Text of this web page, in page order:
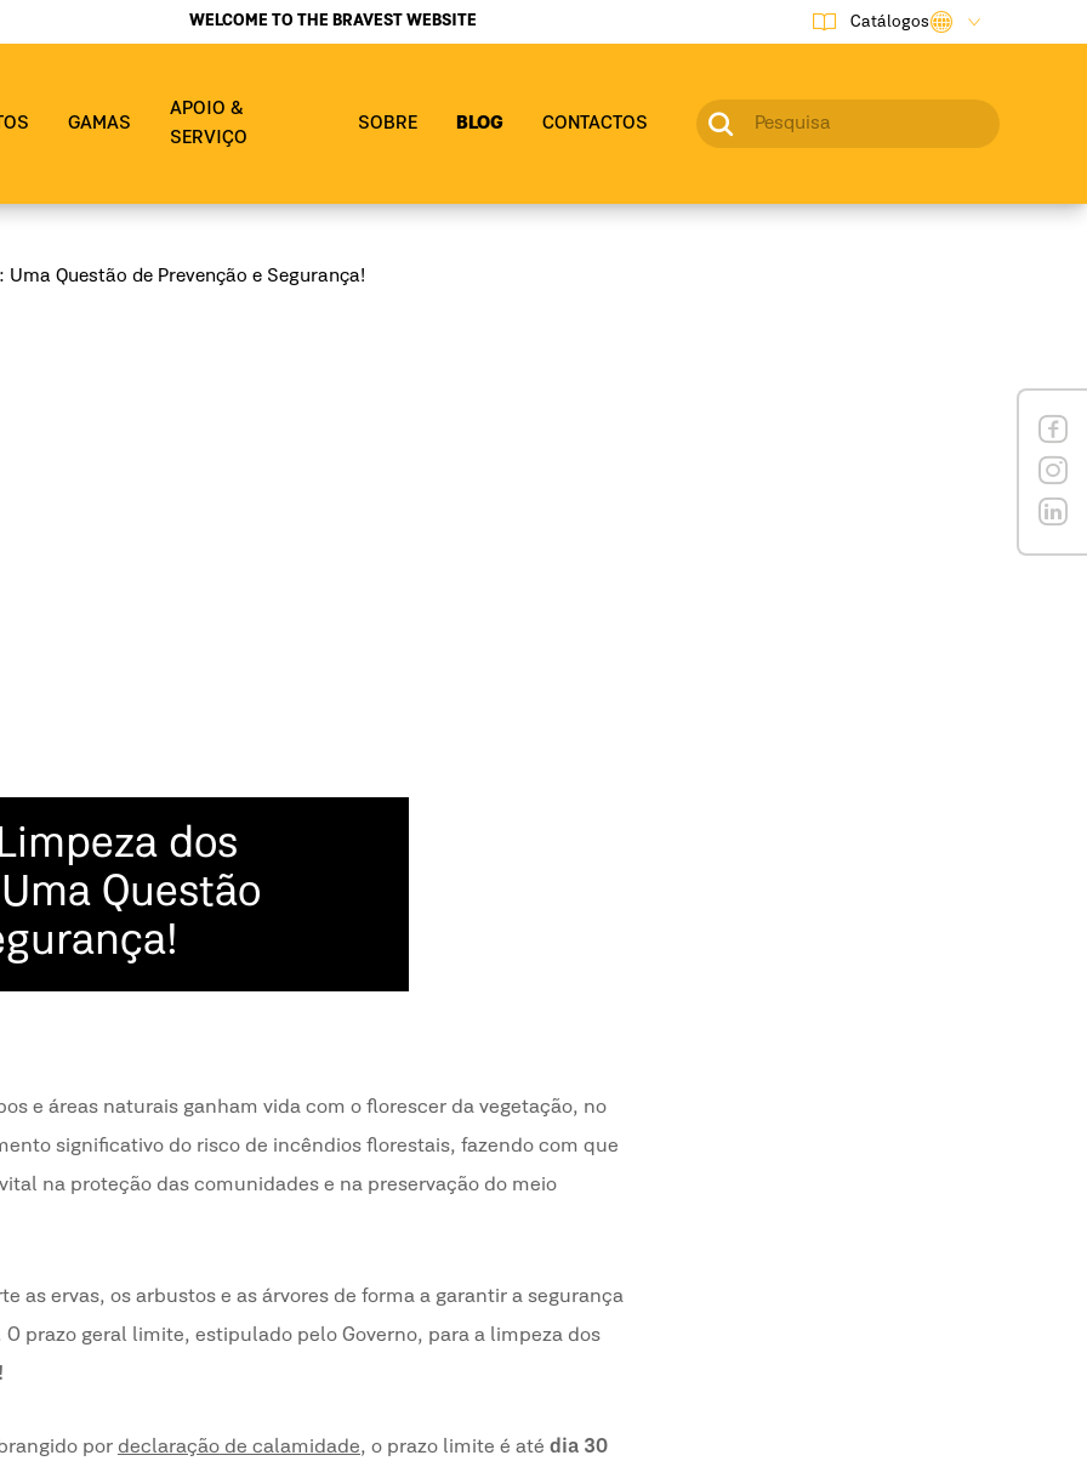
WELCOME TO THE BRAVEST WEBSITE Catálogos
GAMAS
APOIO &
SERVIÇO
SOBRE BLOG CONTACTOS
dos
Questão
e áreas naturais ganham vida com o florescer da vegetação, no
significativo do risco de incêndios florestais, fazendo com que
na proteção das comunidades e na preservação do meio
as ervas, os arbustos e as árvores de forma a garantir a segurança
O prazo geral limite, estipulado pelo Governo, para a limpeza dos
por declaração de calamidade, o prazo limite é até dia 30